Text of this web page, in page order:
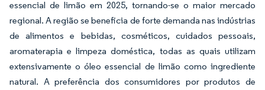
essencial de limão em 2025, tornando-se o maior mercado
regional. A região se beneficia de forte demanda nas indústrias
de alimentos e bebidas, cosméticos, cuidados pessoais,
aromaterapia e limpeza doméstica, todas as quais utilizam
extensivamente o óleo essencial de limão como ingrediente
natural. A preferência dos consumidores por produtos de